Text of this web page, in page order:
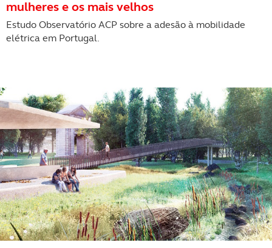
disponibilizados.
Consulte a política de cookies do site.
mulheres e os mais velhos
Estudo Observatório ACP sobre a adesão à mobilidade
elétrica em Portugal.